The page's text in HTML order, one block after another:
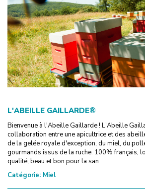
L'ABEILLE GAILLARDE®
Bienvenue à l'Abeille Gaillarde ! L'Abeille
collaboration entre une apicultrice et des
de la gelée royale d'exception, du miel, du
gourmands issus de la ruche. 100% français,
qualité, beau et bon pour la san...
Catégorie: Miel